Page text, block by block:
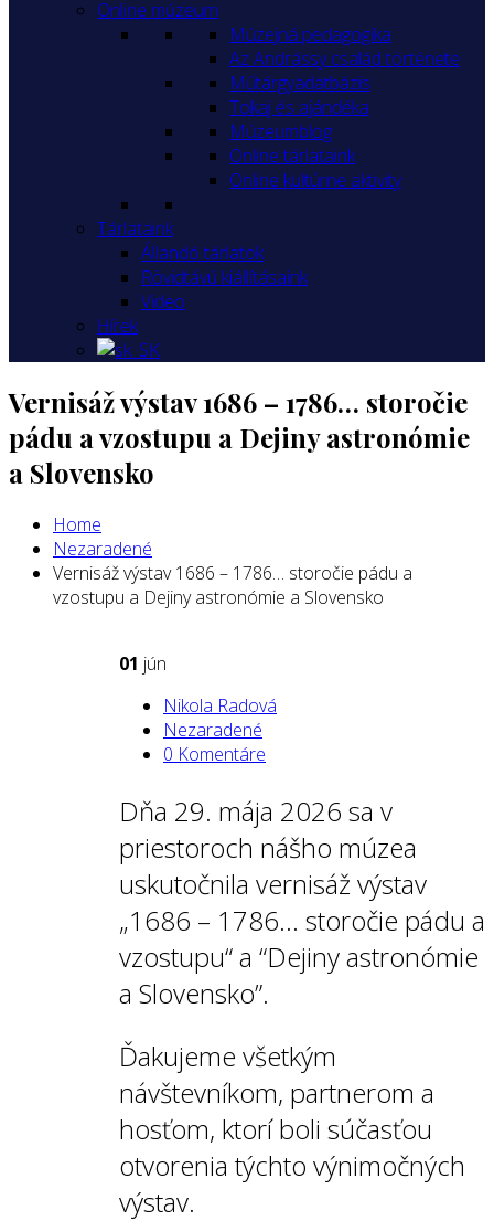
Online múzeum
Múzejná pedagogika
Az Andrássy család története
Műtárgyadatbázis
Tokaj és ajándéka
Múzeumblog
Online tárlataink
Online kultúrne aktivity
Tárlataink
Állandó tárlatok
Rövidtávú kiállításaink
Video
Hírek
Vernisáž výstav 1686 – 1786… storočie
pádu a vzostupu a Dejiny astronómie
a Slovensko
Home
Nezaradené
Vernisáž výstav 1686 – 1786… storočie pádu a
vzostupu a Dejiny astronómie a Slovensko
01 jún
Nikola Radová
Nezaradené
0 Komentáre
Dňa 29. mája 2026 sa v
priestoroch nášho múzea
uskutočnila vernisáž výstav
„1686 – 1786… storočie pádu a
vzostupu“ a “Dejiny astronómie
a Slovensko”.
Ďakujeme všetkým
návštevníkom, partnerom a
hosťom, ktorí boli súčasťou
otvorenia týchto výnimočných
výstav.